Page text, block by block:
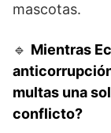
mascotas.
🔹 Mientras
multas una
conflicto?